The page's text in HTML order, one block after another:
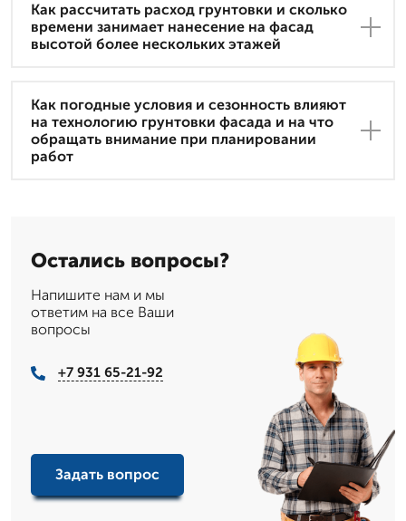
Как рассчитать расход грунтовки и сколько
времени занимает нанесение на фасад
высотой более нескольких этажей
Как погодные условия и сезонность влияют
на технологию грунтовки фасада и на что
обращать внимание при планировании
работ
Остались вопросы?
Напишите нам и мы
ответим на все Ваши
вопросы
+7 931 65-21-92
Задать вопрос